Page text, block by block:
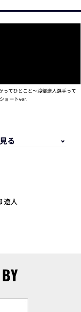
ってひとこと～渡部遼人選手って
ョートver.
遼人